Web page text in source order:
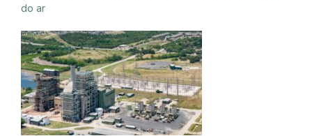
do ar